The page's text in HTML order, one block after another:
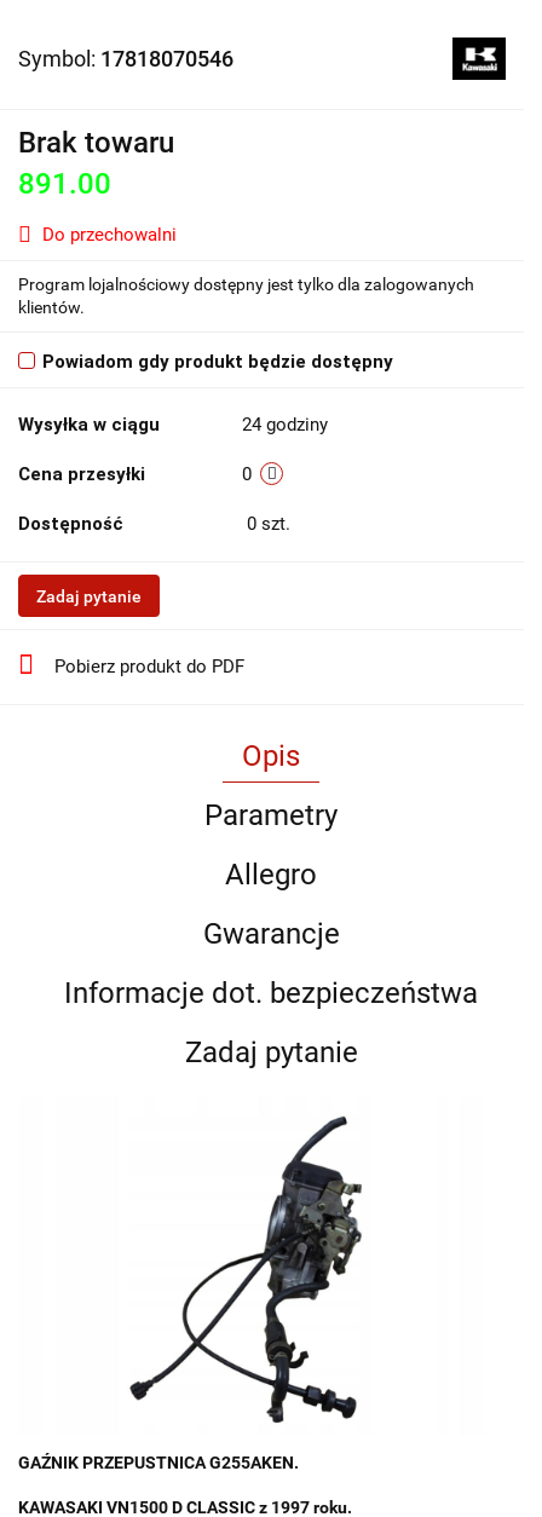
Symbol: 17818070546
Brak towaru
891.00
Do przechowalni
Program lojalnościowy dostępny jest tylko dla zalogowanych
klientów.
Powiadom gdy produkt będzie dostępny
Wysyłka w ciągu 24 godziny
Cena przesyłki 0
Dostępność 0 szt.
Zadaj pytanie
Pobierz produkt do PDF
Opis
Parametry
Allegro
Gwarancje
Informacje dot. bezpieczeństwa
Zadaj pytanie
GAŹNIK PRZEPUSTNICA G255AKEN.
KAWASAKI VN1500 D CLASSIC z 1997 roku.